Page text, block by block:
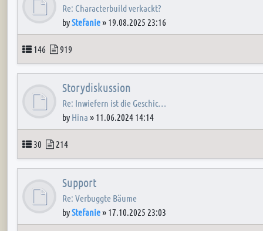
Re: Characterbuild verkackt?
byStefanie» 19.08.2025 23:16
Topics
146 Posts
919
Storydiskussion
Re: Inwiefern ist die Geschic…
by Hina » 11.06.2024 14:14
Topics
30 Posts
214
Support
Re: Verbuggte Bäume
byStefanie» 17.10.2025 23:03